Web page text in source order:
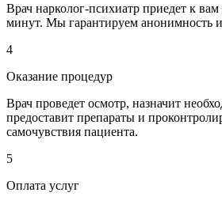
Врач нарколог-психиатр приедет к
минут. Мы гарантируем анонимность
4
Оказание процедур
Врач проведет осмотр, назначит
предоставит препараты и
самочувствия пациента.
5
Оплата услуг